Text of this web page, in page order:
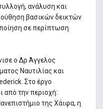
ανάλυση και
βασικών δεικτών
σε περίπτωση
ο Δρ Άγγελος
Ναυτιλίας και
Στο έργο
από την περιοχή:
της Χάιφα, η